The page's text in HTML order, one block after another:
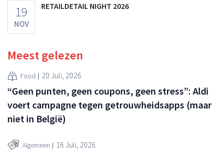
19
NOV
RETAILDETAIL NIGHT 2026
Meest gelezen
Food 20 Juli, 2026
“Geen punten, geen coupons, geen stress”: Aldi
voert campagne tegen getrouwheidsapps (maar
niet in België)
Algemeen 16 Juli, 2026